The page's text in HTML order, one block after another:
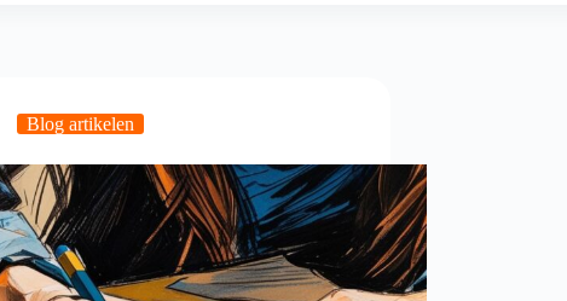
Blog artikelen